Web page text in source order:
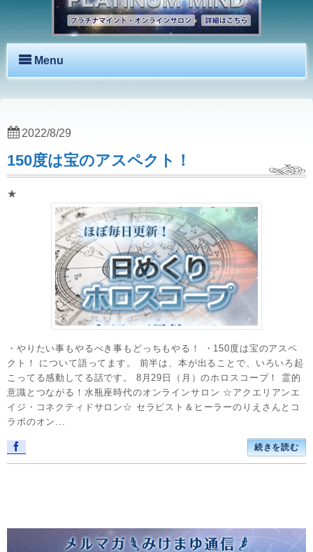
Menu
150度は宝のアスペクト！
★
・やりたい事もやるべき事もどっちもやる！ ・150度は宝のアスペ
クト！ について語ってます。 前半は、本が出ることで、いろいろ起
こってる感動してる話です。 8月29日（月）のホロスコープ！ 霊的
意識とつながる！水瓶座時代のオンラインサロン ☆アクエリアンエ
イジ・コネクティドサロン☆ セラピスト＆ヒーラーのりえさんとコ
ラボのオン...
続きを読む
2022/8/29